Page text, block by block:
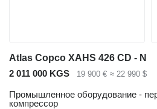
Atlas Copco XAHS 426 CD - N
2 011 000 KGS
19 900 € ≈ 22 990 $
Промышленное оборудование -
компрессор